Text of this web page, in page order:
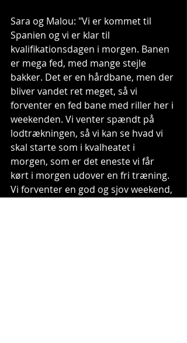
Sara og Malou: "Vi er kommet til
Spanien og vi er klar til
kvalifikationsdagen i morgen. Banen
er mega fed, med mange stejle
bakker. Det er en hårdbane, men der
bliver vandet ret meget, så vi
forventer en fed bane med riller her i
weekenden. Vi venter spændt på
lodtrækningen, så vi kan se hvad vi
skal starte som i kvalheatet i
morgen, som er det eneste vi får
kørt i morgen udover en fri træning.
Vi forventer en god og sjov weekend,